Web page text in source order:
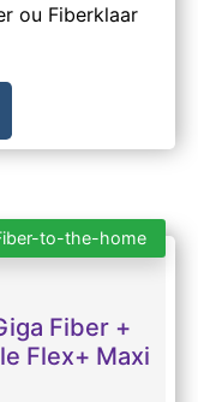
ou Fiberklaar
to-the-home
Fiber +
Flex+ Maxi